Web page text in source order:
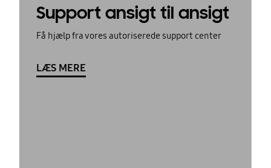
Support ansigt til ansigt
Få hjælp fra vores autoriserede support center
LÆS MERE